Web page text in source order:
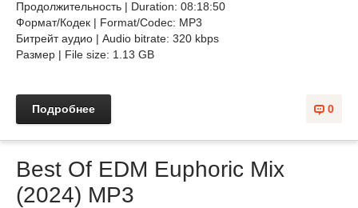
Продолжительность | Duration: 08:18:50
Формат/Кодек | Format/Codec: MP3
Битрейт аудио | Audio bitrate: 320 kbps
Размер | File size: 1.13 GB
0
Подробнее
Best Of EDM Euphoric Mix
(2024) MP3